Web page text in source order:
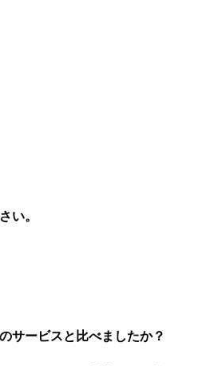
い。
サービスと比べましたか？